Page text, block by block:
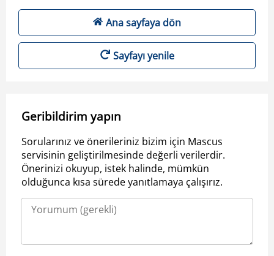
Ana sayfaya dön
Sayfayı yenile
Geribildirim yapın
Sorularınız ve önerileriniz bizim için Mascus
servisinin geliştirilmesinde değerli verilerdir.
Önerinizi okuyup, istek halinde, mümkün
olduğunca kısa sürede yanıtlamaya çalışırız.